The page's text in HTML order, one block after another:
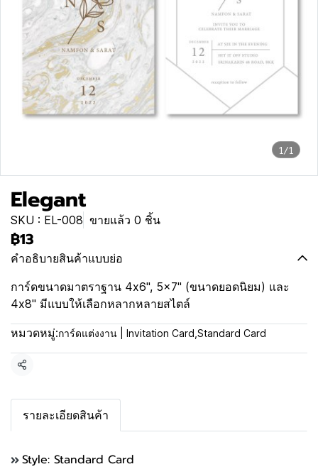
1/1
Elegant
SKU : EL-008 ขายแล้ว 0 ชิ้น
฿13
คำอธิบายสินค้าแบบย่อ
การ์ดขนาดมาตราฐาน 4x6", 5x7" (ขนาดยอดนิยม) และ
4x8" มีแบบให้เลือกหลากหลายสไตล์
หมวดหมู่:การ์ดแต่งงาน | Invitation Card Standard Card
แชร์
รายละเอียดสินค้า
Style: Standard Card